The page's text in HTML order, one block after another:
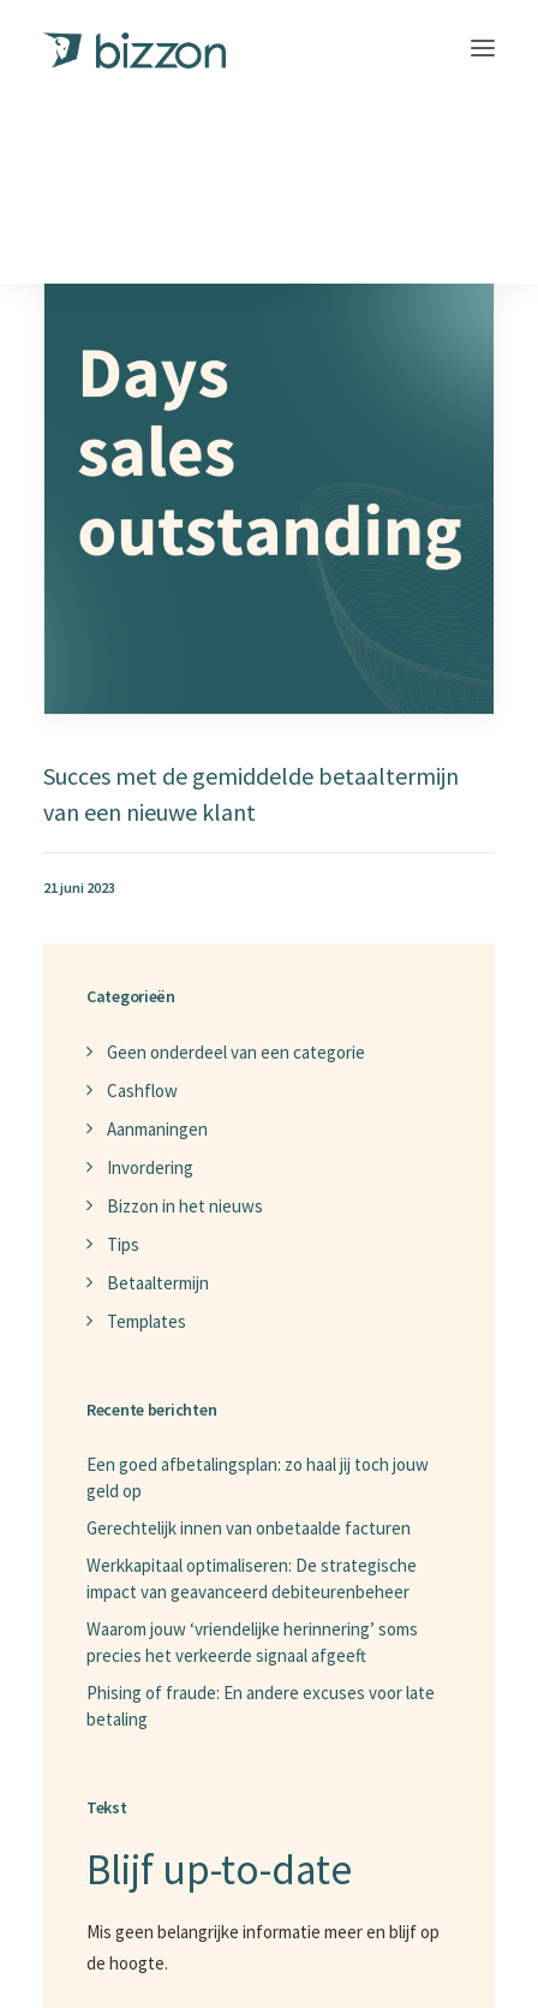
Succes met de gemiddelde betaaltermijn
van een nieuwe klant
21 juni 2023
Categorieën
Geen onderdeel van een categorie
Cashflow
Aanmaningen
Invordering
Bizzon in het nieuws
Tips
Betaaltermijn
Templates
Recente berichten
Een goed afbetalingsplan: zo haal jij toch jouw
geld op
Gerechtelijk innen van onbetaalde facturen
Werkkapitaal optimaliseren: De strategische
impact van geavanceerd debiteurenbeheer
Waarom jouw ‘vriendelijke herinnering’ soms
precies het verkeerde signaal afgeeft
Phising of fraude: En andere excuses voor late
betaling
Tekst
Blijf up-to-date
Mis geen belangrijke informatie meer en blijf op
de hoogte.